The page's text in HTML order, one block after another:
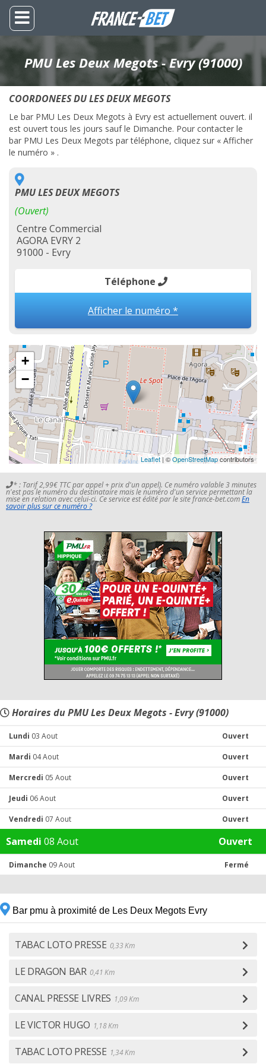
PMU Les Deux Megots - Evry (91000)
COORDONEES DU LES DEUX MEGOTS
Le bar PMU Les Deux Megots à Evry est actuellement ouvert. il
est ouvert tous les jours sauf le Dimanche. Pour contacter le
bar PMU Les Deux Megots par téléphone, cliquez sur « Afficher
le numéro » .
PMU LES DEUX MEGOTS
(Ouvert)
Centre Commercial
AGORA EVRY 2
91000 - Evry
Téléphone
Afficher le numéro *
+
−
Leaflet | ©OpenStreetMapcontributors
* : Tarif 2,99€ TTC par appel + prix d'un appel). Ce numéro valable 3 minutes
n'est pas le numéro du destinataire mais le numéro d'un service permettant la
mise en relation avec celui-ci. Ce service est édité par le site france-bet.comEn
savoir plus sur ce numéro ?
Horaires du PMU Les Deux Megots - Evry (91000)
Lundi 03 Aout Ouvert
Mardi 04 Aout Ouvert
Mercredi 05 Aout Ouvert
Jeudi 06 Aout Ouvert
Vendredi 07 Aout Ouvert
Samedi 08 Aout Ouvert
Dimanche 09 Aout Fermé
Bar pmu à proximité de Les Deux Megots Evry
TABAC LOTO PRESSE 0,33 Km
LE DRAGON BAR 0,41 Km
CANAL PRESSE LIVRES 1,09 Km
LE VICTOR HUGO 1,18 Km
TABAC LOTO PRESSE 1,34 Km